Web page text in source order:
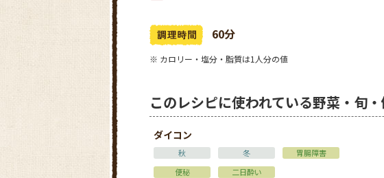
60分
※ カロリー・塩分・脂質は1人分の値
このレシピに使われている野菜・旬
ダイコン
秋 冬
胃腸障害
便秘
二日酔い